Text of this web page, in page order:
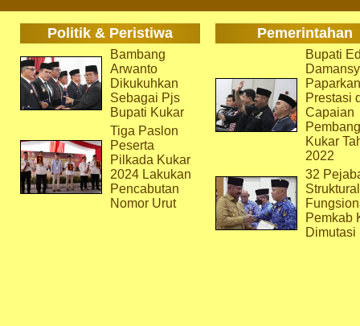
Politik & Peristiwa Pemerintahan
Bambang
Arwanto
Dikukuhkan
Sebagai Pjs
Bupati Kukar
Tiga Paslon
Peserta
Pilkada Kukar
2024 Lakukan
Pencabutan
Nomor Urut
Bupati
Paparkan
Prestasi
Capaian
Kukar
2022
32
Pemkab
Dimutasi